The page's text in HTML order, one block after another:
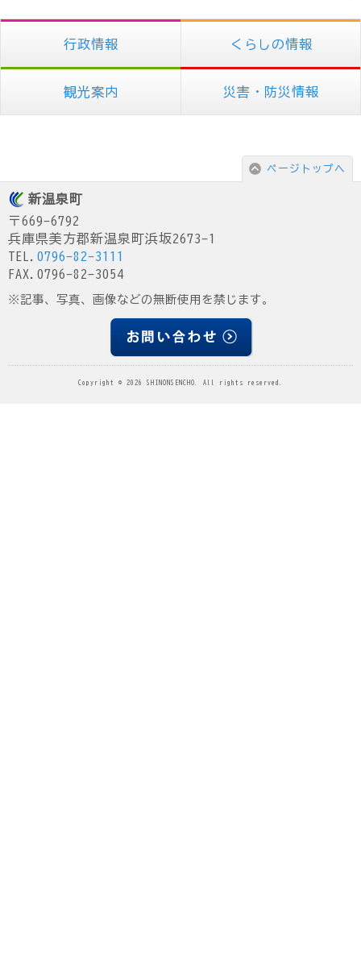
行政情報 くらしの情報
観光案内 災害・防災情報
ページトップへ
新温泉町
〒669-6792
兵庫県美方郡新温泉町浜坂2673-1
TEL. 0796-82-3111
FAX.0796-82-3054
※記事、写真、画像などの無断使用を禁じます。
Copyright © 2026 SHINONSENCHO. All rights reserved.